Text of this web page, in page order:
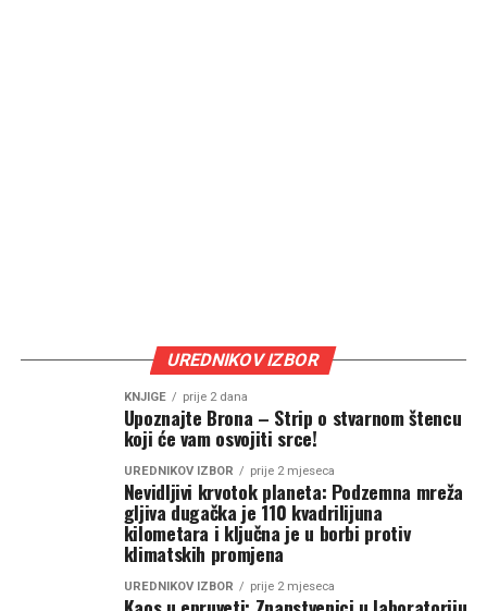
UREDNIKOV IZBOR
KNJIGE prije 2 dana
Upoznajte Brona – Strip o stvarnom štencu
koji će vam osvojiti srce!
UREDNIKOV IZBOR prije 2 mjeseca
Nevidljivi krvotok planeta: Podzemna mreža
gljiva dugačka je 110 kvadrilijuna
kilometara i ključna je u borbi protiv
klimatskih promjena
UREDNIKOV IZBOR prije 2 mjeseca